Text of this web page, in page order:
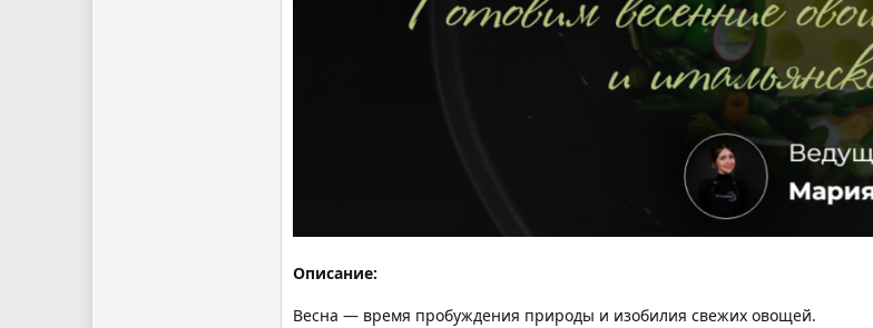
Описание:
Весна — время пробуждения природы и изобилия свежих овощей.